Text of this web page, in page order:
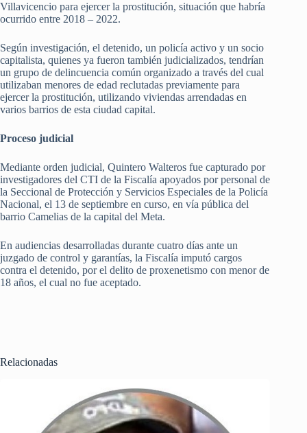
Villavicencio para ejercer la prostitución, situación que habría
ocurrido entre 2018 – 2022.
Según investigación, el detenido, un policía activo y un socio
capitalista, quienes ya fueron también judicializados, tendrían
un grupo de delincuencia común organizado a través del cual
utilizaban menores de edad reclutadas previamente para
ejercer la prostitución, utilizando viviendas arrendadas en
varios barrios de esta ciudad capital.
Proceso judicial
Mediante orden judicial, Quintero Walteros fue capturado por
investigadores del CTI de la Fiscalía apoyados por personal de
la Seccional de Protección y Servicios Especiales de la Policía
Nacional, el 13 de septiembre en curso, en vía pública del
barrio Camelias de la capital del Meta.
En audiencias desarrolladas durante cuatro días ante un
juzgado de control y garantías, la Fiscalía imputó cargos
contra el detenido, por el delito de proxenetismo con menor de
18 años, el cual no fue aceptado.
Relacionadas